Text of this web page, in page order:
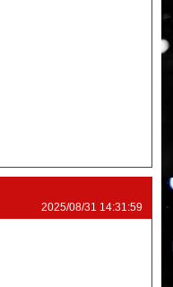
2025/08/31 14:31:59